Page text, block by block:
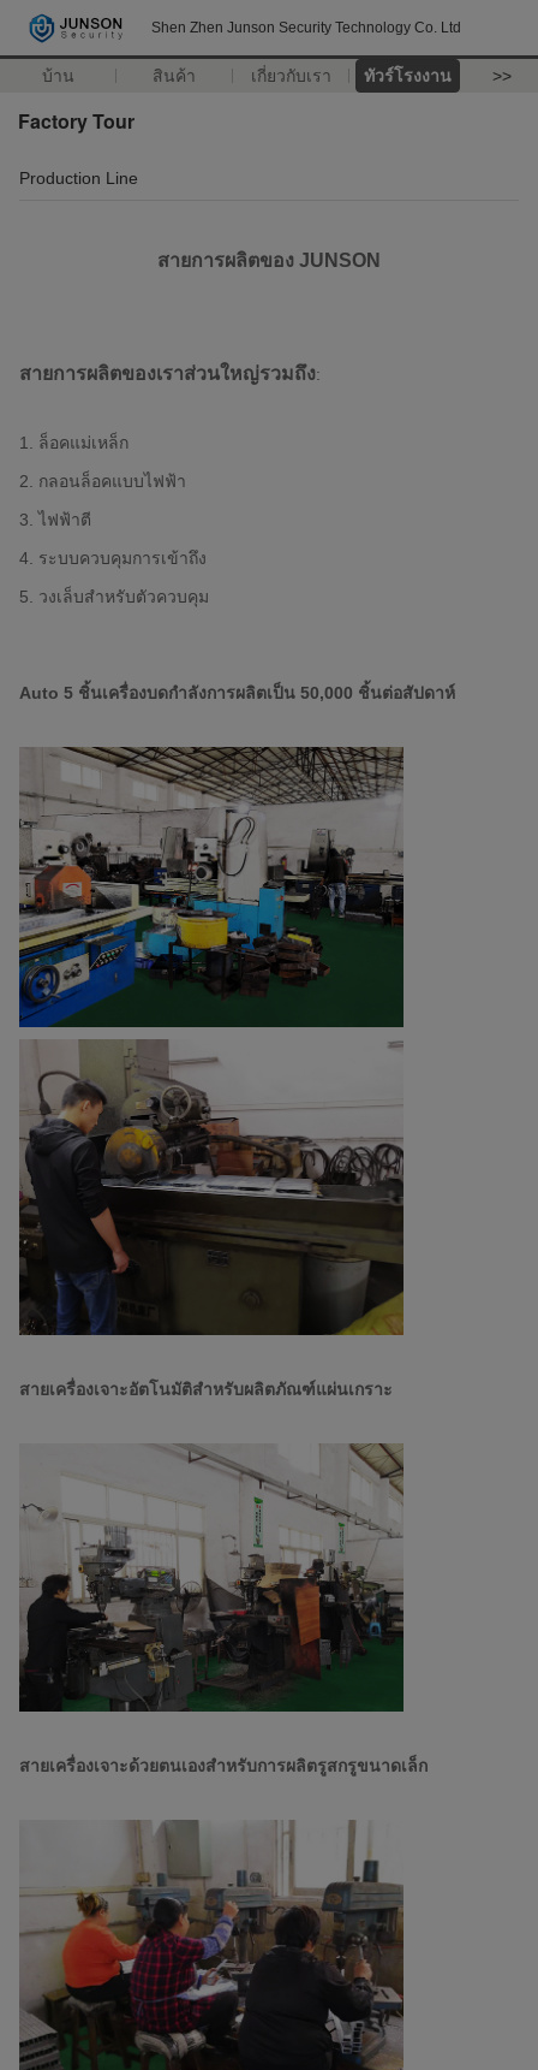
Shen Zhen Junson Security Technology Co. Ltd
บ้าน สินค้า เกี่ยวกับเรา ทัวร์โรงงาน >>
Factory Tour
Production Line
สายการผลิตของ JUNSON
สายการผลิตของเราส่วนใหญ่รวมถึง:
1. ล็อคแม่เหล็ก
2. กลอนล็อคแบบไฟฟ้า
3. ไฟฟ้าตี
4. ระบบควบคุมการเข้าถึง
5. วงเล็บสำหรับตัวควบคุม
Auto 5 ชิ้นเครื่องบดกำลังการผลิตเป็น 50,000 ชิ้นต่อสัปดาห์
สายเครื่องเจาะอัตโนมัติสำหรับผลิตภัณฑ์แผ่นเกราะ
สายเครื่องเจาะด้วยตนเองสำหรับการผลิตรูสกรูขนาดเล็ก